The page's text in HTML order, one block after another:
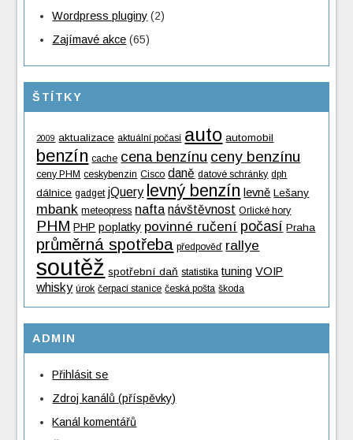
Wordpress pluginy (2)
Zajímavé akce (65)
ŠTÍTKY
2009 aktualizace aktuální počasí auto automobil
benzín cache cena benzínu ceny benzínu
ceny PHM ceskybenzin Cisco daně datové schránky dph
dálnice gadget jQuery levný benzín levně Lešany
mbank meteopress nafta návštěvnost Orlické hory
PHM PHP poplatky povinné ručení počasí Praha
průměrná spotřeba předpověď rallye
soutěž spotřební daň statistika tuning VOIP
whisky úrok čerpací stanice česká pošta škoda
ADMIN
Přihlásit se
Zdroj kanálů (příspěvky)
Kanál komentářů